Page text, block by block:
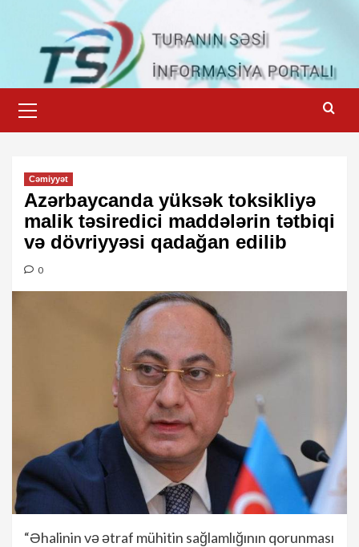
content
Menu
Cəmiyyət
Azərbaycanda yüksək toksikliyə
malik təsiredici maddələrin tətbiqi
və dövriyyəsi qadağan edilib
0
“Əhalinin və ətraf mühitin sağlamlığının qorunması